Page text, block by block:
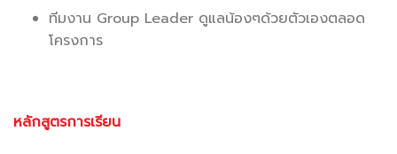
ทีมงาน Group Leader ดูแลน้องๆด้วยตัวเองตลอด
โครงการ
หลักสูตรการเรียน